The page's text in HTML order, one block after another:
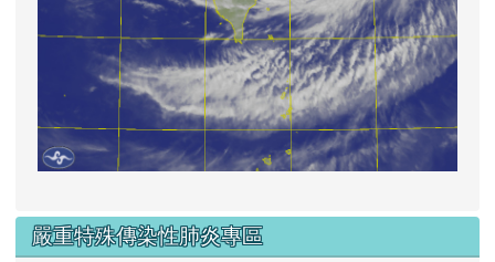
嚴重特殊傳染性肺炎專區